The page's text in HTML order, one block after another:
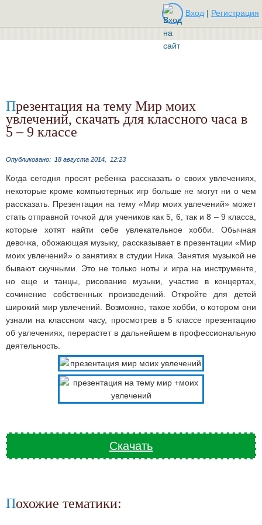
Вход | Регистрация
Презентация на тему Мир моих
увлечений, скачать для классного часа в
5 – 9 классе
Опубликовано: 18 августа 2014, 12:23
Когда сегодня просят ребенка рассказать о своих увлечениях,
некоторые кроме компьютерных игр больше не могут ни о чем
рассказать. Презентация на тему «Мир моих увлечений» может
стать отправной точкой для учеников как 5, 6, так и 8 – 9 класса,
которые хотят найти себе увлекательное хобби. Обычная
девочка, обожающая музыку, рассказывает в презентации «Мир
моих увлечений» о занятиях в студии Ника. Занятия музыкой не
бывают скучными. Это не только ноты и игра на инструменте,
но еще и танцы, рисование музыки, участие в концертах,
сочинение собственных произведений. Откройте для детей
широкий мир увлечений. Возможно, такое хобби, о котором они
узнали на классном часу, просмотрев в 5 классе презентацию
об увлечениях, перерастет в дальнейшем в профессиональную
деятельность.
Скачать
Похожие тематики: